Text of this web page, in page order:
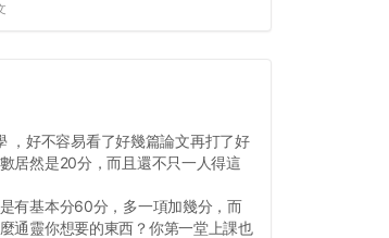
，好不容易看了好幾篇論文再打了好
居然是20分，而且還不只一人得這
有基本分60分，多一項加幾分，而
通靈你想要的東西？你第一堂上課也